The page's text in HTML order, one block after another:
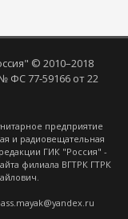
© 2010–2018
ФС 77-59166 от 22
предприятие
и радиовещательная
ГИК "Россия" -
филиала ВГТРК ГТРК